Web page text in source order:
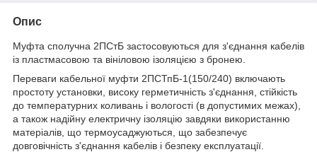
Опис
Муфта сполучна 2ПСтБ застосовуються для з'єднання кабелів
із пластмасовою та вініловою ізоляцією з бронею.
Переваги кабельної муфти 2ПСТпБ-1(150/240) включають
простоту установки, високу герметичність з'єднання, стійкість
до температурних коливань і вологості (в допустимих межах),
а також надійну електричну ізоляцію завдяки використанню
матеріалів, що термоусаджуються, що забезпечує
довговічність з'єднання кабелів і безпеку експлуатації.